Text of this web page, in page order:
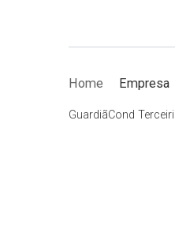
Home Empresa
GuardiãCond